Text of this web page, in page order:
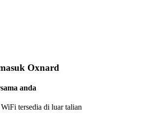
Oxnard
anda
tersedia di luar talian